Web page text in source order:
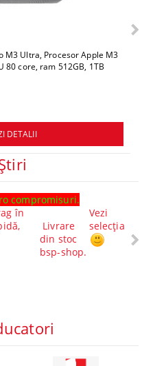
M3 Ultra, Procesor Apple M3
80 core, ram 512GB, 1TB
DETALII
compromisuri.
în
Livrare
din stoc
bsp-shop.
Vezi
selecția